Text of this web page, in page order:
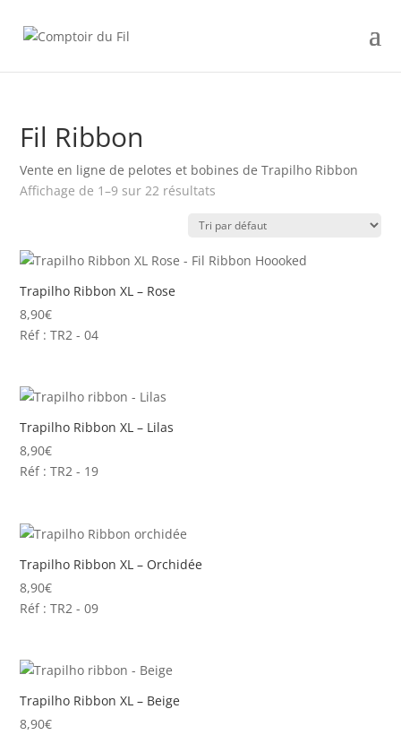
Fil Ribbon
Vente en ligne de pelotes et bobines de Trapilho Ribbon
Affichage de 1–9 sur 22 résultats
Trapilho Ribbon XL – Rose
8,90€
Réf : TR2 - 04
Trapilho Ribbon XL – Lilas
8,90€
Réf : TR2 - 19
Trapilho Ribbon XL – Orchidée
8,90€
Réf : TR2 - 09
Trapilho Ribbon XL – Beige
8,90€